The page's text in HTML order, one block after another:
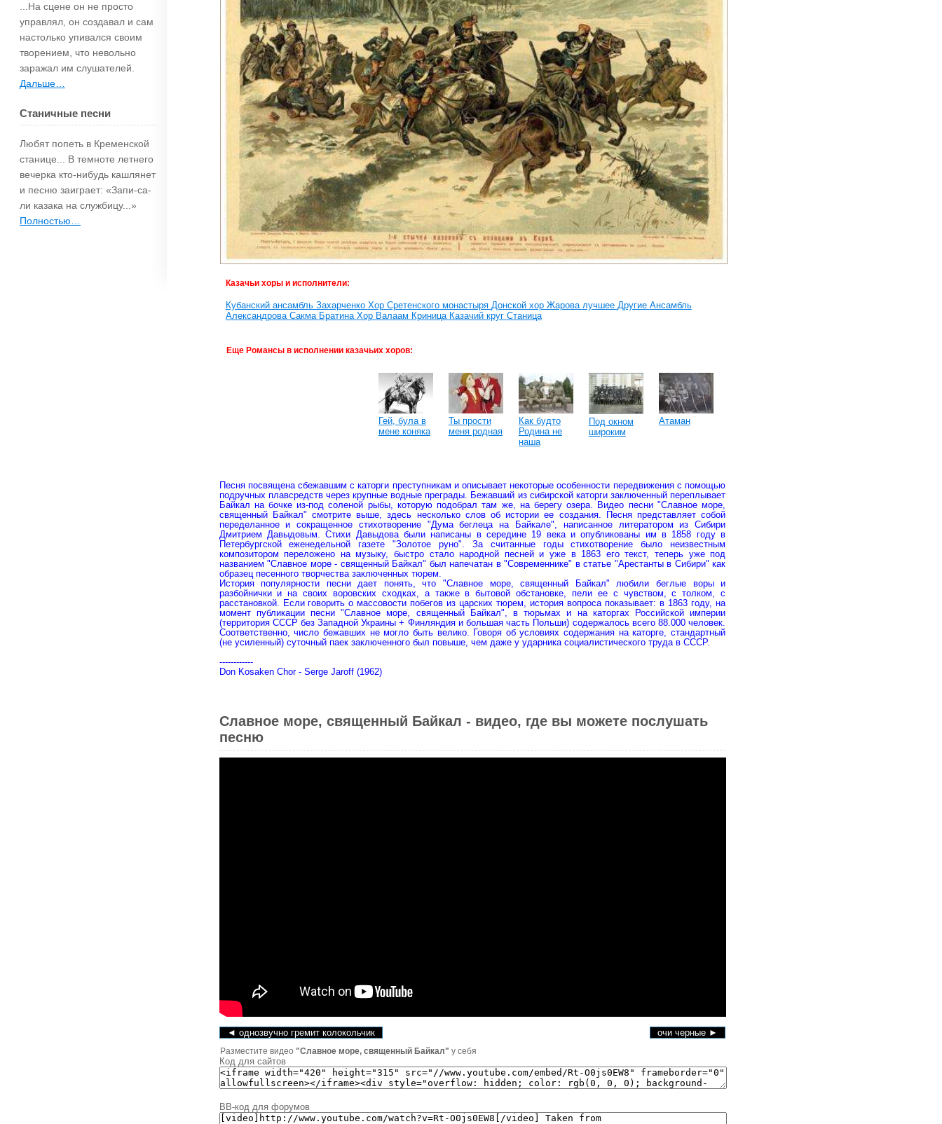
...На сцене он не просто
управлял, он создавал и сам
настолько упи­вался своим
творением, что невольно
зара­жал им слушателей.
Дальше…
Станичные песни
Любят попеть в Кременской
станице... В темноте летнего
вечерка кто-нибудь каш­лянет
и песню заиграет: «Запи-са-
ли казака на службицу...»
Полностью…
Казачьи хоры и исполнители:
Кубанский ансамбль Захарченко Хор Сретенского монастыря Донской хор Жарова лучшее Другие Ансамбль
Александрова Сакма Братина Хор Валаам Криница Казачий круг Станица
Еще Романсы в исполнении казачьих хоров:
Гей, була в
мене коняка
Ты прости
меня родная
Как будто
Родина не
наша
Под окном
широким
Атаман
Песня посвящена сбежавшим с каторги преступникам и описывает некоторые особенности передвижения с помощью
подручных плавсредств через крупные водные преграды. Бежавший из сибирской каторги заключенный переплывает
Байкал на бочке из-под соленой рыбы, которую подобрал там же, на берегу озера. Видео песни "Славное море,
священный Байкал" смотрите выше, здесь несколько слов об истории ее создания. Песня представляет собой
переделанное и сокращенное стихотворение "Дума беглеца на Байкале", написанное литератором из Сибири
Дмитрием Давыдовым. Стихи Давыдова были написаны в середине 19 века и опубликованы им в 1858 году в
Петербургской еженедельной газете "Золотое руно". За считанные годы стихотворение было неизвестным
композитором переложено на музыку, быстро стало народной песней и уже в 1863 его текст, теперь уже под
названием "Славное море - священный Байкал" был напечатан в "Современнике" в статье "Арестанты в Сибири" как
образец песенного творчества заключенных тюрем.
История популярности песни дает понять, что "Славное море, священный Байкал" любили беглые воры и
разбойнички и на своих воровских сходках, а также в бытовой обстановке, пели ее с чувством, с толком, с
расстановкой. Если говорить о массовости побегов из царских тюрем, история вопроса показывает: в 1863 году, на
момент публикации песни "Славное море, священный Байкал", в тюрьмах и на каторгах Российской империи
(территория СССР без Западной Украины + Финляндия и большая часть Польши) содержалось всего 88.000 человек.
Соответственно, число бежавших не могло быть велико. Говоря об условиях содержания на каторге, стандартный
(не усиленный) суточный паек заключенного был повыше, чем даже у ударника социалистического труда в СССР.
------------
Don Kosaken Chor - Serge Jaroff (1962)
Славное море, священный Байкал - видео, где вы можете послушать
песню
◄ однозвучно гремит колокольчик очи черные ►
Разместите видео "Славное море, священный Байкал" у себя
Код для сайтов
BB-код для форумов